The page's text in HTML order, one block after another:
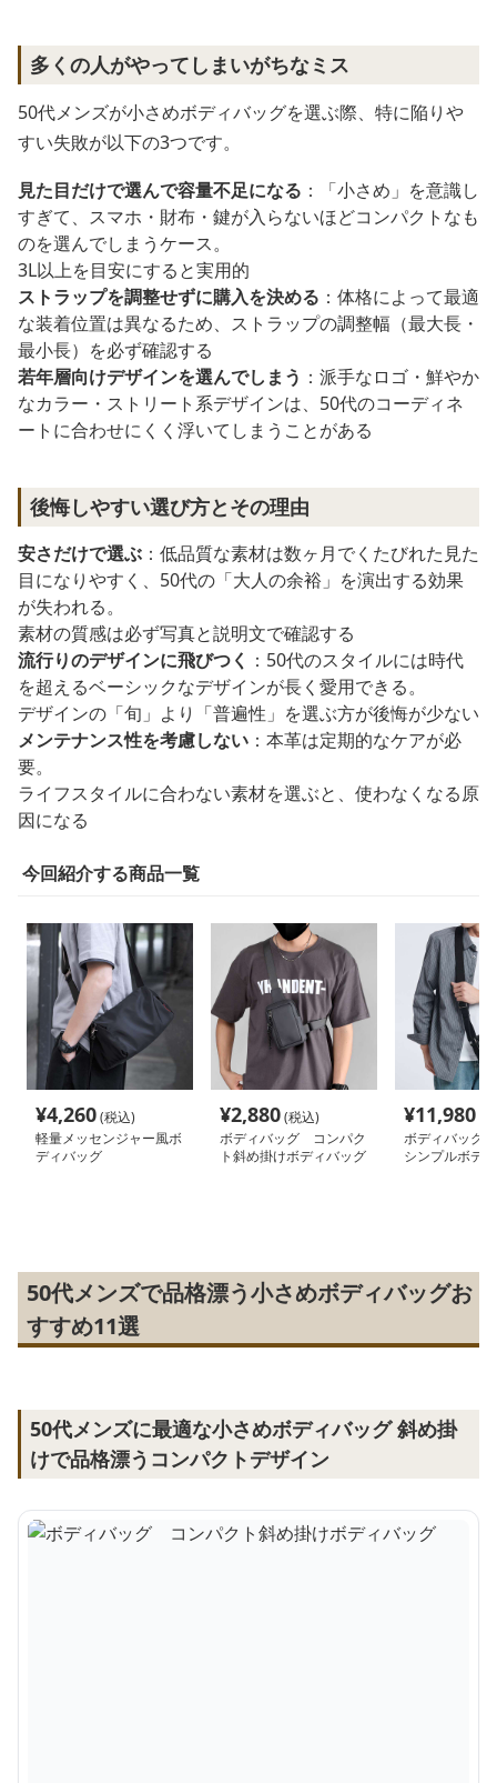
多くの人がやってしまいがちなミス
50代メンズが小さめボディバッグを選ぶ際、特に陥りや
すい失敗が以下の3つです。
見た目だけで選んで容量不足になる ：「小さめ」を意識し
すぎて、スマホ・財布・鍵が入らないほどコンパクトなも
のを選んでしまうケース。
3L以上を目安にすると実用的
ストラップを調整せずに購入を決める ：体格によって最適
な装着位置は異なるため、ストラップの調整幅（最大長・
最小長）を必ず確認する
若年層向けデザインを選んでしまう ：派手なロゴ・鮮やか
なカラー・ストリート系デザインは、50代のコーディネ
ートに合わせにくく浮いてしまうことがある
後悔しやすい選び方とその理由
安さだけで選ぶ ：低品質な素材は数ヶ月でくたびれた見た
目になりやすく、50代の「大人の余裕」を演出する効果
が失われる。
素材の質感は必ず写真と説明文で確認する
流行りのデザインに飛びつく ：50代のスタイルには時代
を超えるベーシックなデザインが長く愛用できる。
デザインの「旬」より「普遍性」を選ぶ方が後悔が少ない
メンテナンス性を考慮しない ：本革は定期的なケアが必
要。
ライフスタイルに合わない素材を選ぶと、使わなくなる原
因になる
今回紹介する商品一覧
¥4,260(税込)
軽量メッセンジャー風ボ
ディバッグ
¥2,880(税込)
ボディバッグ コンパク
ト斜め掛けボディバッグ
¥11,980
ボディバッグ
シンプルボデ
50代メンズで品格漂う小さめボディバッグお
すすめ11選
50代メンズに最適な小さめボディバッグ 斜め掛
けで品格漂うコンパクトデザイン